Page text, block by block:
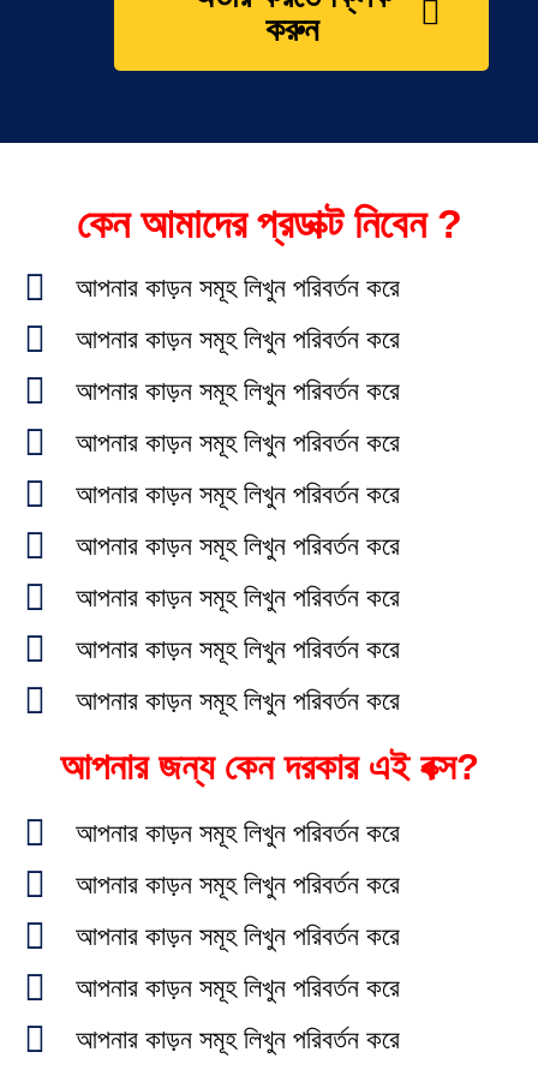
করুন
কেন আমাদের প্রডাক্ট নিবেন ?
আপনার কাড়ন সমূহ লিখুন পরিবর্তন করে
আপনার কাড়ন সমূহ লিখুন পরিবর্তন করে
আপনার কাড়ন সমূহ লিখুন পরিবর্তন করে
আপনার কাড়ন সমূহ লিখুন পরিবর্তন করে
আপনার কাড়ন সমূহ লিখুন পরিবর্তন করে
আপনার কাড়ন সমূহ লিখুন পরিবর্তন করে
আপনার কাড়ন সমূহ লিখুন পরিবর্তন করে
আপনার কাড়ন সমূহ লিখুন পরিবর্তন করে
আপনার কাড়ন সমূহ লিখুন পরিবর্তন করে
আপনার জন্য কেন দরকার এই বক্স?
আপনার কাড়ন সমূহ লিখুন পরিবর্তন করে
আপনার কাড়ন সমূহ লিখুন পরিবর্তন করে
আপনার কাড়ন সমূহ লিখুন পরিবর্তন করে
আপনার কাড়ন সমূহ লিখুন পরিবর্তন করে
আপনার কাড়ন সমূহ লিখুন পরিবর্তন করে